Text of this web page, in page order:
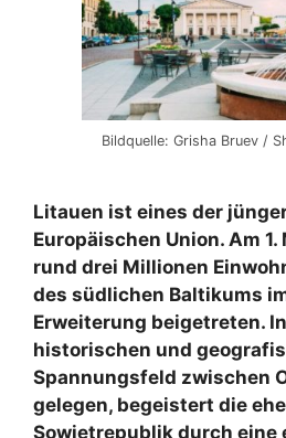
Bildquelle: Grisha Bruev /
Litauen ist eines der
Europäischen Union. Am
rund drei Millionen
des südlichen Baltikums
Erweiterung beigetreten.
historischen und
Spannungsfeld zwischen
gelegen, begeistert die
Sowjetrepublik durch eine